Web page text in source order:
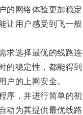
网络体验更加稳定
用户感受到飞一般
选择最优的线路连
稳定性，都能得到
的上网安全。
，并进行简单的初
为其提供最优线路